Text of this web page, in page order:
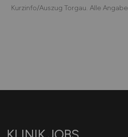
Kurzinfo/Auszug Torgau. Alle